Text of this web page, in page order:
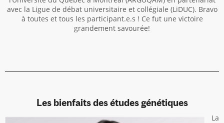
avec la Ligue de débat universitaire et collégiale (LiDUC). Bravo
à toutes et tous les participant.e.s ! Ce fut une victoire
grandement savourée!
Les bienfaits des études génétiques
La